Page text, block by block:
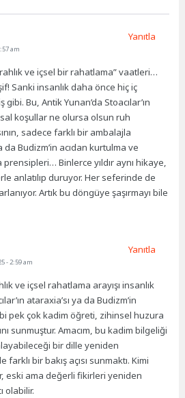
am
ve içsel bir rahatlama” vaatleri…
Sanki insanlık daha önce hiç iç
Bu, Antik Yunan’da Stoacılar’ın
koşullar ne olursa olsun ruh
sadece farklı bir ambalajla
Budizm’in acıdan kurtulma ve
Binlerce yıldır aynı hikaye,
anlatılıp duruyor. Her seferinde de
Artık bu döngüye şaşırmayı bile
Yanıtla
- 2:59 am
ve içsel rahatlama arayışı insanlık
ataraxia’sı ya da Budizm’in
pek çok kadim öğreti, zihinsel huzura
sunmuştur. Amacım, bu kadim bilgeliği
bir dille yeniden
bir bakış açısı sunmaktı. Kimi
eski ama değerli fikirleri yeniden
olabilir.
Yanıtla